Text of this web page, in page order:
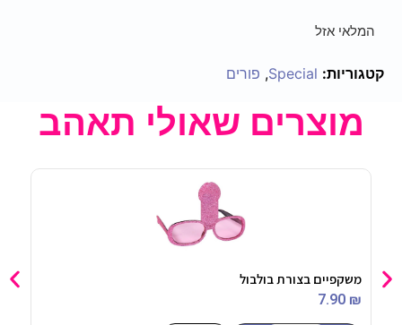
המלאי אזל
קטגוריות: Special
, פורים
מוצרים שאולי תאהב
משקפיים בצורת בולבול
7.90 ₪